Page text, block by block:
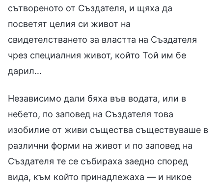
сътвореното от Създателя, и щяха да
посветят целия си живот на
свидетелстването за властта на Създателя
чрез специалния живот, който Той им бе
дарил…
Независимо дали бяха във водата, или в
небето, по заповед на Създателя това
изобилие от живи същества съществуваше в
различни форми на живот и по заповед на
Създателя те се събираха заедно според
вида, към който принадлежаха — и никое